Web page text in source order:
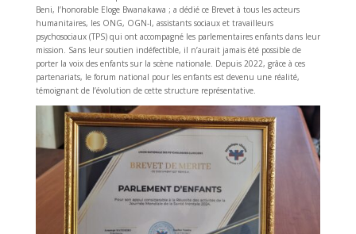
Beni, l’honorable Eloge Bwanakawa ; a dédié ce Brevet à tous les acteurs
humanitaires, les ONG, OGN-I, assistants sociaux et travailleurs
psychosociaux (TPS) qui ont accompagné les parlementaires enfants dans leur
mission. Sans leur soutien indéfectible, il n’aurait jamais été possible de
porter la voix des enfants sur la scène nationale. Depuis 2022, grâce à ces
partenariats, le forum national pour les enfants est devenu une réalité,
témoignant de l’évolution de cette structure représentative.